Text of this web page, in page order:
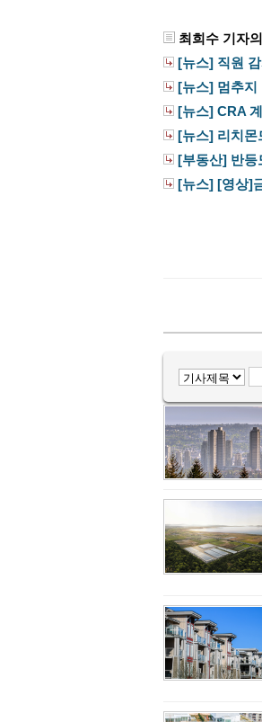
최희수 기자
[뉴스] 직원
[뉴스] 멈추지
[뉴스] CRA
[뉴스] 리치몬
[부동산] 반등
[뉴스] [영상]